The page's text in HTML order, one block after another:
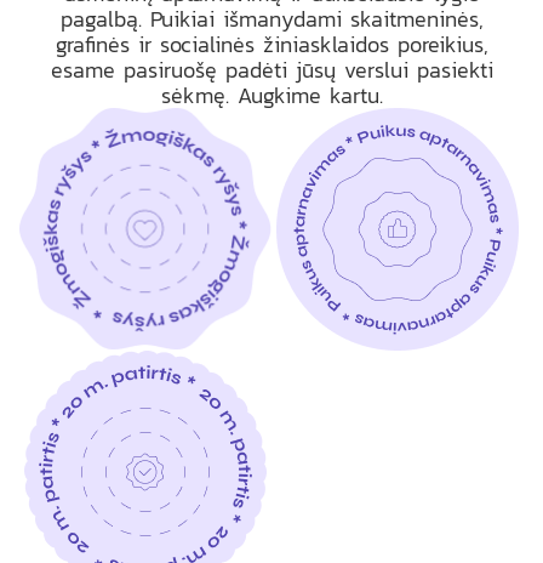
pagalbą. Puikiai išmanydami skaitmeninės,
grafinės ir socialinės žiniasklaidos poreikius,
esame pasiruošę padėti jūsų verslui pasiekti
sėkmę. Augkime kartu.